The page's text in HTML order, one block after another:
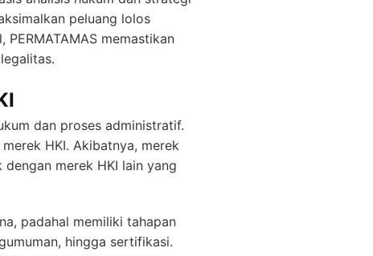
peluang lolos
memastikan
dan proses administratif.
HKI. Akibatnya, merek
merek HKI lain yang
padahal memiliki tahapan
hingga sertifikasi.